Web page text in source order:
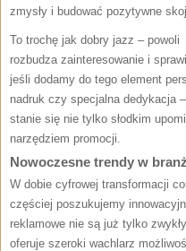
zmysły i budować pozytywne
To trochę jak dobry jazz – powoli
rozbudza zainteresowanie i
jeśli dodamy do tego element
nadruk czy specjalna dedykacja
stanie się nie tylko słodkim
narzędziem promocji.
Nowoczesne trendy w
W dobie cyfrowej transformacji
częściej poszukujemy
reklamowe nie są już tylko
oferuje szeroki wachlarz